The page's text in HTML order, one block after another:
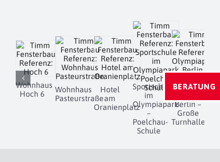
Wohnhaus
Hoch 6
Wohnhaus
Pasteurstraße
Hotel
am
Oranienplatz
Sportschule
im
Olympiapark
–
Poelchau-
Schule
Berlin –
Große
Turnhalle
BERATUNG